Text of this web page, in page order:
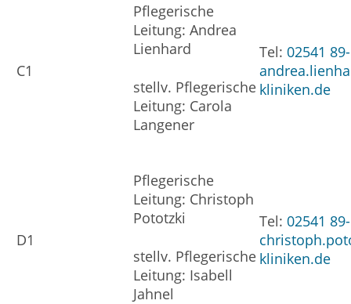
C1
Pflegerische
Leitung: Andrea
Lienhard
stellv. Pflegerische
Leitung: Carola
Langener
Tel: 02541
kliniken.de
D1
Pflegerische
Leitung: Christoph
Pototzki
stellv. Pflegerische
Leitung: Isabell
Jahnel
Tel: 02541
kliniken.de